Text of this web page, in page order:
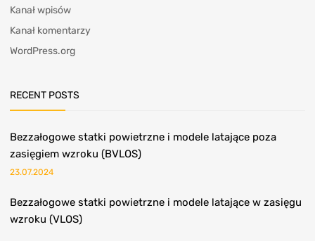
Kanał wpisów
Kanał komentarzy
WordPress.org
RECENT POSTS
Bezzałogowe statki powietrzne i modele latające poza
zasięgiem wzroku (BVLOS)
23.07.2024
Bezzałogowe statki powietrzne i modele latające w zasięgu
wzroku (VLOS)